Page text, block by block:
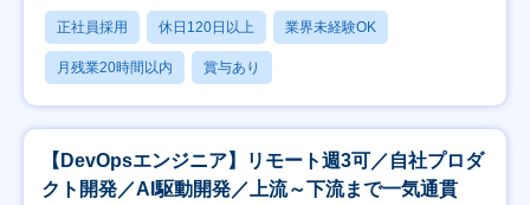
正社員採用 休日120日以上 業界未経験OK
月残業20時間以内 賞与あり
【DevOpsエンジニア】リモート週3可／自社プロダ
クト開発／AI駆動開発／上流～下流まで一気通貫